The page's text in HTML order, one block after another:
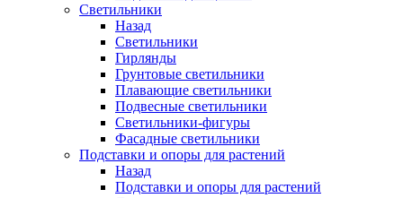
Светильники
Назад
Светильники
Гирлянды
Грунтовые светильники
Плавающие светильники
Подвесные светильники
Светильники-фигуры
Фасадные светильники
Подставки и опоры для растений
Назад
Подставки и опоры для растений